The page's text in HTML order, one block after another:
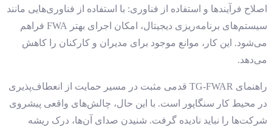
اصلاح فرآیندها و استفاده از فناوری: با استفاده از فناوری‌هایی مانند
سیستم‌های برنامه‌ریزی دیجیتال، امکان اجرای بهتر FWA فراهم
می‌شود. این کار، موانع موجود برای مدیران و کارکنان را کاهش
می‌دهد.
راهنمای TG-FWAR قدمی مثبت در مسیر حمایت از انعطاف‌پذیری
در محیط کار سنگاپور است. با این حال، چالش‌های واقعی پیشروی
شرکت‌ها را نباید نادیده گرفت. شنیدن صدای آن‌ها، درک ریشه